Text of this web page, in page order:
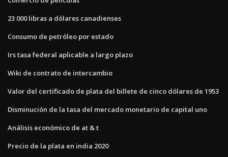
23 000 libras a dólares canadienses
Consumo de petróleo por estado
Irs tasa federal aplicable a largo plazo
Wiki de contrato de intercambio
Valor del certificado de plata del billete de cinco dólares de 1953
Disminución de la tasa del mercado monetario de capital uno
Análisis económico de at & t
Precio de la plata en india 2020